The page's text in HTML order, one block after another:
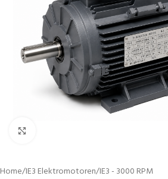
Home/IE3 Elektromotoren/IE3 - 3000 RPM